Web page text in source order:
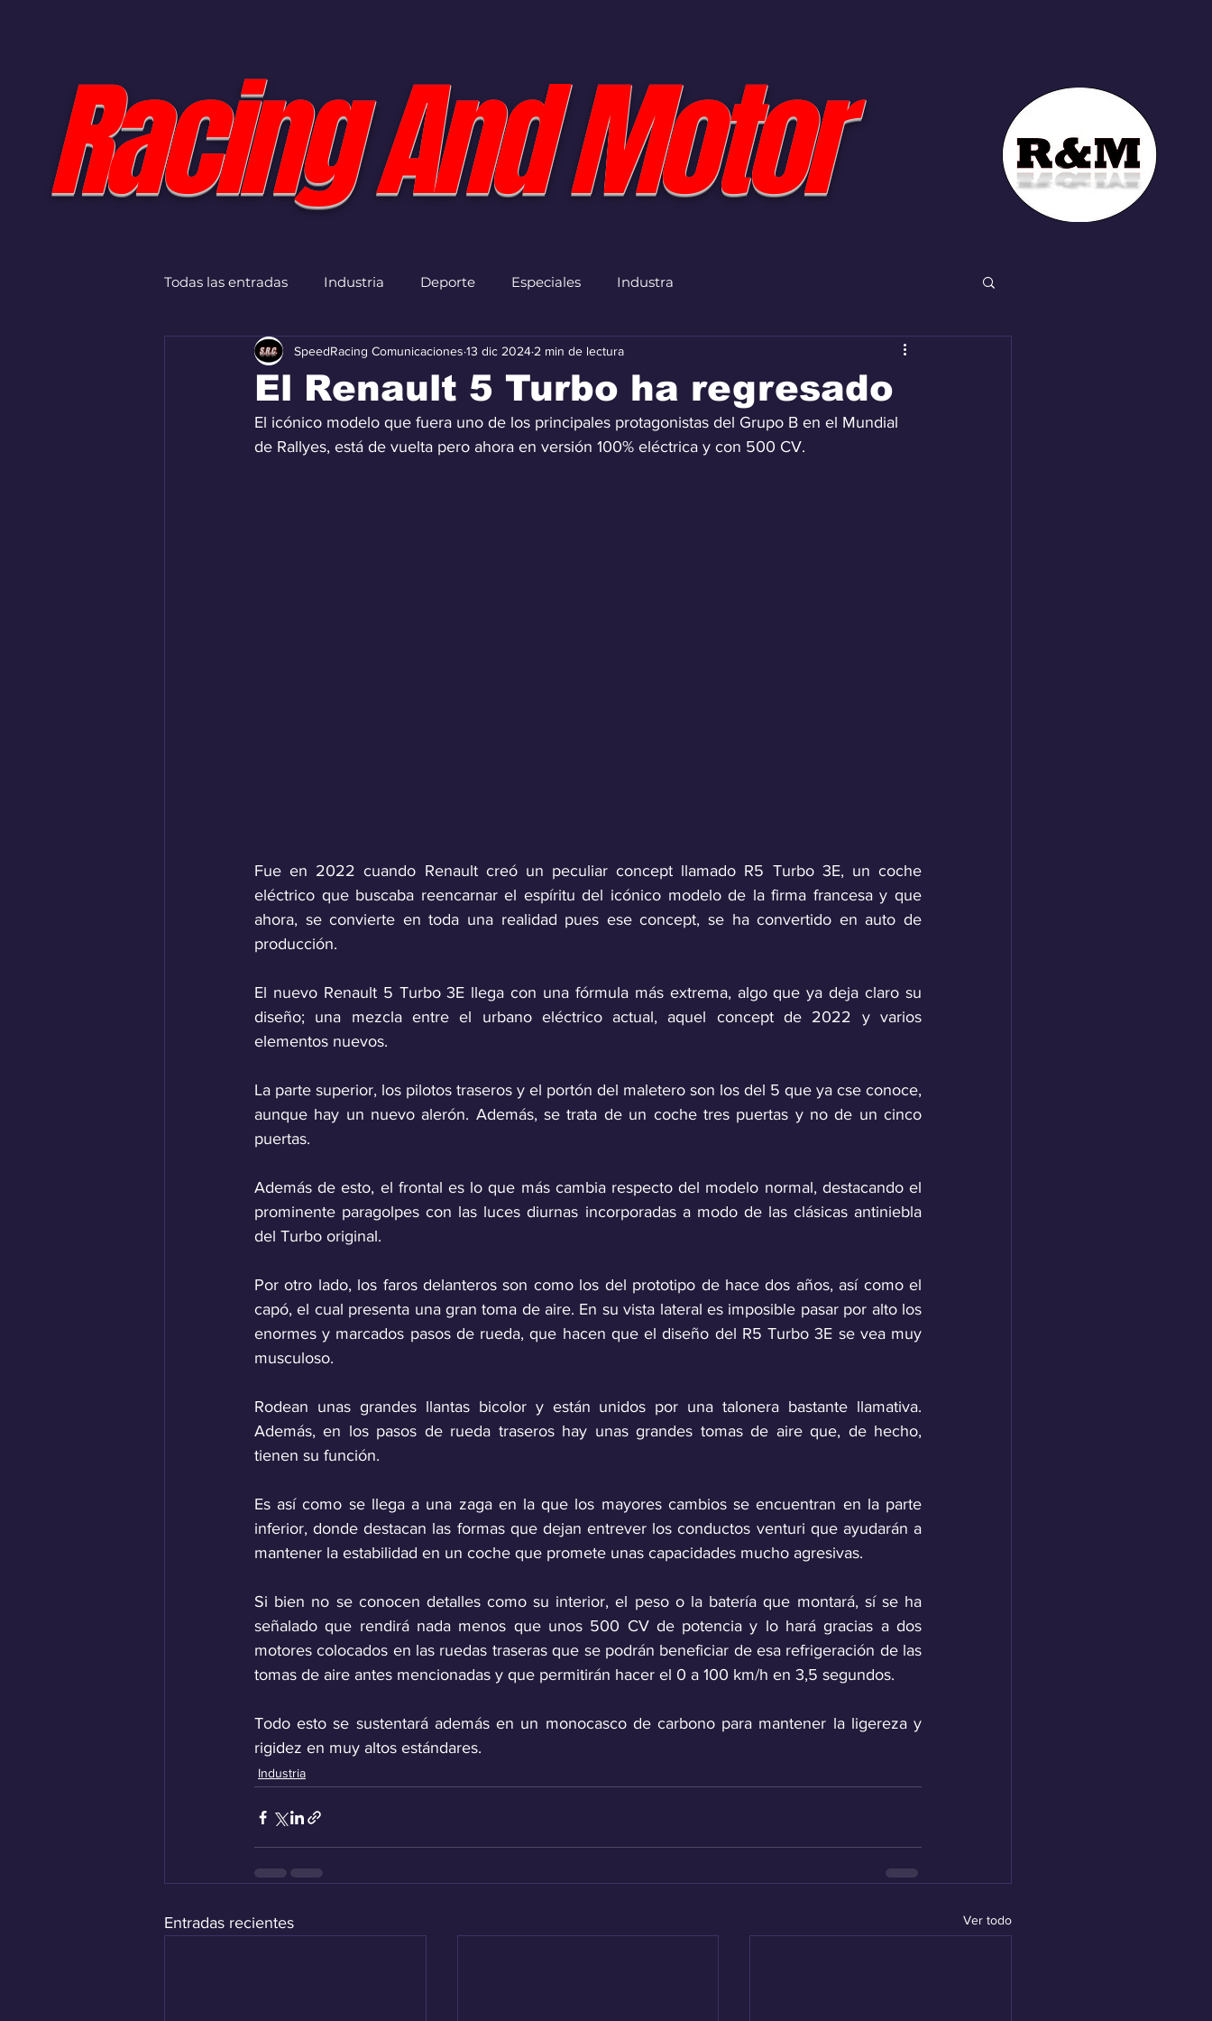
Racing And Motor
Todas las entradas Industria Deporte Especiales Industra
El Renault 5 Turbo ha regresado
SpeedRacing Comunicaciones 13 dic 2024 2 min de lectura
El icónico modelo que fuera uno de los principales protagonistas del Grupo B en el Mundial
de Rallyes, está de vuelta pero ahora en versión 100% eléctrica y con 500 CV.
Fue en 2022 cuando Renault creó un peculiar concept llamado R5 Turbo 3E, un coche
eléctrico que buscaba reencarnar el espíritu del icónico modelo de la firma francesa y que
ahora, se convierte en toda una realidad pues ese concept, se ha convertido en auto de
producción.
El nuevo Renault 5 Turbo 3E llega con una fórmula más extrema, algo que ya deja claro su
diseño; una mezcla entre el urbano eléctrico actual, aquel concept de 2022 y varios
elementos nuevos.
La parte superior, los pilotos traseros y el portón del maletero son los del 5 que ya cse conoce,
aunque hay un nuevo alerón. Además, se trata de un coche tres puertas y no de un cinco
puertas.
Además de esto, el frontal es lo que más cambia respecto del modelo normal, destacando el
prominente paragolpes con las luces diurnas incorporadas a modo de las clásicas antiniebla
del Turbo original.
Por otro lado, los faros delanteros son como los del prototipo de hace dos años, así como el
capó, el cual presenta una gran toma de aire. En su vista lateral es imposible pasar por alto los
enormes y marcados pasos de rueda, que hacen que el diseño del R5 Turbo 3E se vea muy
musculoso.
Rodean unas grandes llantas bicolor y están unidos por una talonera bastante llamativa.
Además, en los pasos de rueda traseros hay unas grandes tomas de aire que, de hecho,
tienen su función.
Es así como se llega a una zaga en la que los mayores cambios se encuentran en la parte
inferior, donde destacan las formas que dejan entrever los conductos venturi que ayudarán a
mantener la estabilidad en un coche que promete unas capacidades mucho agresivas.
Si bien no se conocen detalles como su interior, el peso o la batería que montará, sí se ha
señalado que rendirá nada menos que unos 500 CV de potencia y lo hará gracias a dos
motores colocados en las ruedas traseras que se podrán beneficiar de esa refrigeración de las
tomas de aire antes mencionadas y que permitirán hacer el 0 a 100 km/h en 3,5 segundos.
Todo esto se sustentará además en un monocasco de carbono para mantener la ligereza y
rigidez en muy altos estándares.
Industria
Entradas recientes Ver todo